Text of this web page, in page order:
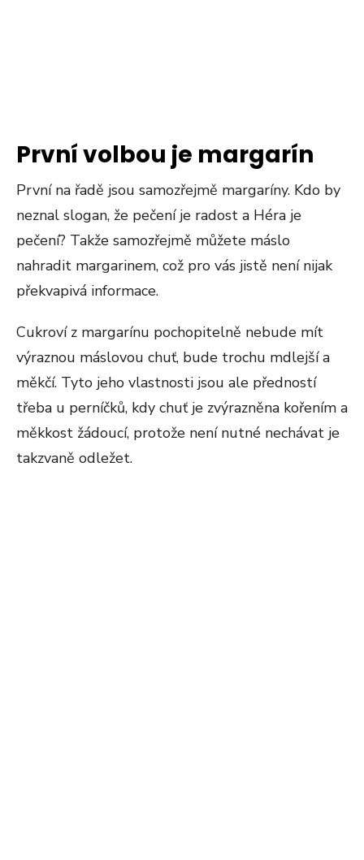
První volbou je margarín
První na řadě jsou samozřejmě margaríny. Kdo by
neznal slogan, že pečení je radost a Héra je
pečení? Takže samozřejmě můžete máslo
nahradit margarinem, což pro vás jistě není nijak
překvapivá informace.
Cukroví z margarínu pochopitelně nebude mít
výraznou máslovou chuť, bude trochu mdlejší a
měkčí. Tyto jeho vlastnosti jsou ale předností
třeba u perníčků, kdy chuť je zvýrazněna kořením a
měkkost žádoucí, protože není nutné nechávat je
takzvaně odležet.